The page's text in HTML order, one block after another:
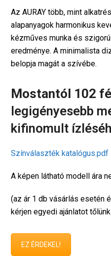
Az AURAY több, mint
alapanyagok harmonikus
kézműves munka és
eredménye. A minimalista
belopja magát a szívébe.
Mostantól 102
legigényesebb
kifinomult
Színválaszték katalógus.pdf
A képen látható modell ára
(az ár 1 db vásárlás esetén
kérjen egyedi ajánlatot
EZ ÉRDEKEL!